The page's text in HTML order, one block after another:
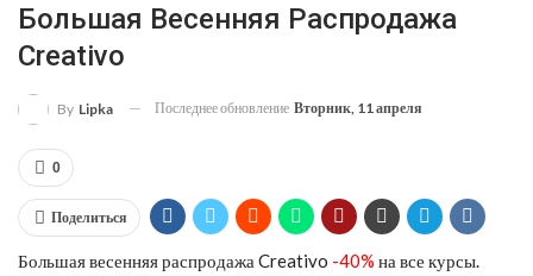
Большая Весенняя Распродажа
Creativo
By Lipka Последнее обновление Вторник, 11 апреля
0
Поделиться
Большая весенняя распродажа Creativo -40% на все курсы.